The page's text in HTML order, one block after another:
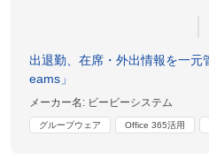
出退勤、在席・外出情報を一
eams」
メーカー名: ビービーシステム
グループウェア Office 365活用